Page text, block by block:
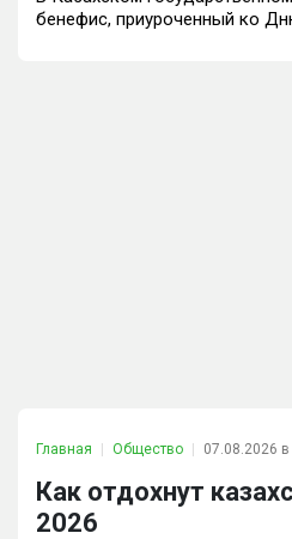
бенефис, приуроченный ко
Главная Общество 07.08.2026
Как отдохнут
2026